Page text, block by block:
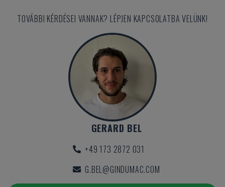
TOVÁBBI KÉRDÉSEI VANNAK? LÉPJEN KAPCSOLATBA VELÜNK!
GERARD BEL
+49 173 2872 031
G.BEL@GINDUMAC.COM